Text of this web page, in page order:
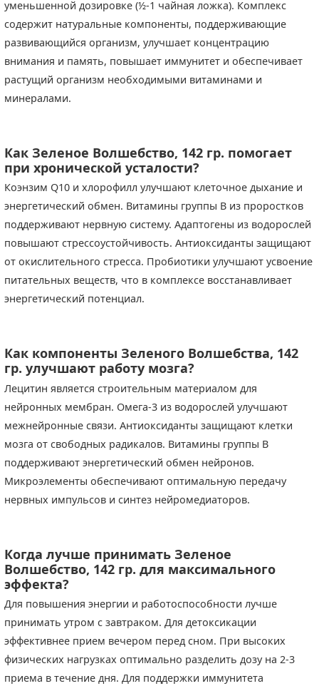
уменьшенной дозировке (½-1 чайная ложка). Комплекс
содержит натуральные компоненты, поддерживающие
развивающийся организм, улучшает концентрацию
внимания и память, повышает иммунитет и обеспечивает
растущий организм необходимыми витаминами и
минералами.
Как Зеленое Волшебство, 142 гр. помогает
при хронической усталости?
Коэнзим Q10 и хлорофилл улучшают клеточное дыхание и
энергетический обмен. Витамины группы В из проростков
поддерживают нервную систему. Адаптогены из водорослей
повышают стрессоустойчивость. Антиоксиданты защищают
от окислительного стресса. Пробиотики улучшают усвоение
питательных веществ, что в комплексе восстанавливает
энергетический потенциал.
Как компоненты Зеленого Волшебства, 142
гр. улучшают работу мозга?
Лецитин является строительным материалом для
нейронных мембран. Омега-3 из водорослей улучшают
межнейронные связи. Антиоксиданты защищают клетки
мозга от свободных радикалов. Витамины группы В
поддерживают энергетический обмен нейронов.
Микроэлементы обеспечивают оптимальную передачу
нервных импульсов и синтез нейромедиаторов.
Когда лучше принимать Зеленое
Волшебство, 142 гр. для максимального
эффекта?
Для повышения энергии и работоспособности лучше
принимать утром с завтраком. Для детоксикации
эффективнее прием вечером перед сном. При высоких
физических нагрузках оптимально разделить дозу на 2-3
приема в течение дня. Для поддержки иммунитета